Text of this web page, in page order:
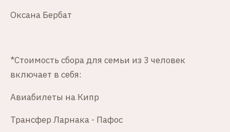
Оксана Бербат
*Стоимость сбора для семьи из 3 человек
включает в себя:
Авиабилеты на Кипр
Трансфер Ларнака - Пафос